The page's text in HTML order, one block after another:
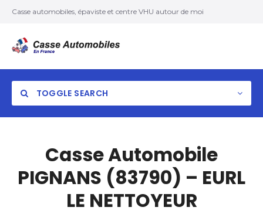
Casse automobiles, épaviste et centre VHU autour de moi
TOGGLE SEARCH
Casse Automobile
PIGNANS (83790) – EURL
LE NETTOYEUR